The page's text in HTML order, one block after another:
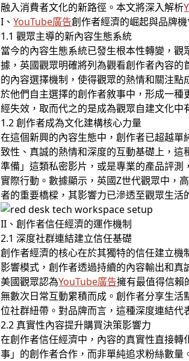
融入消費者文化的新路徑。本文將深入解析
I、YouTube廣告創作者經濟的崛起與品牌
1.1 觀眾主導的新內容生態系統
當今的內容生態系統已發生根本性轉變，
據，英國觀眾明確將列為觀看創作者內容
的內容選擇機制，使得觀眾的熱情和關注
於他們自主選擇的創作者敘事中，形成一
經失效，取而代之的是成為觀眾自建文化中
1.2 創作者成為文化建構核心力量
在這個新興的內容生態中，創作者已超越
致性、真誠的熱情和深度的互動基礎上，
準備」這類私密影片，或是專業的產品評
實際行動。數據顯示，英國Z世代觀眾中，
者的重要橋樑，其影響力已滲透至觀眾生活
II、創作者信任經濟的運作機制
2.1 深度社群連結建立信任基礎
創作者經濟的核心在於其獨特的信任建立
影響模式，創作者透過持續的內容輸出和
美國觀眾認為YouTube廣告擁有最值得信賴
無數次日常互動累積而成。創作者分享生
位社群紐帶。對品牌而言，這種深度連結
2.2 真實性內容提升購買決策影響力
在創作者信任經濟中，內容的真實性直接
事」的創作者合作，而非單純追求粉絲數